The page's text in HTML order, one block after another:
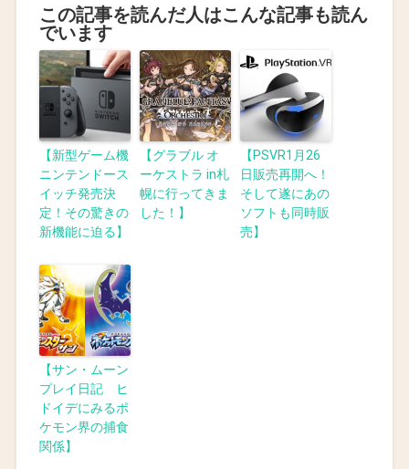
この記事を読んだ人はこんな記事も読ん
でいます
【新型ゲーム機
ニンテンドース
イッチ発売決
定！その驚きの
新機能に迫る】
【グラブル オ
ーケストラ in札
幌に行ってきま
した！】
【PSVR1月26
日販売再開へ！
そして遂にあの
ソフトも同時販
売】
【サン・ムーン
プレイ日記 ヒ
ドイデにみるポ
ケモン界の捕食
関係】